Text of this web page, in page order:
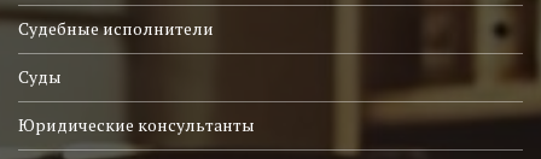
Судебные исполнители
Суды
Юридические консультанты